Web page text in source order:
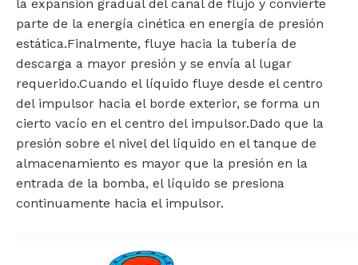
la expansión gradual del canal de flujo y convierte
parte de la energía cinética en energía de presión
estática.Finalmente, fluye hacia la tubería de
descarga a mayor presión y se envía al lugar
requerido.Cuando el líquido fluye desde el centro
del impulsor hacia el borde exterior, se forma un
cierto vacío en el centro del impulsor.Dado que la
presión sobre el nivel del líquido en el tanque de
almacenamiento es mayor que la presión en la
entrada de la bomba, el líquido se presiona
continuamente hacia el impulsor.